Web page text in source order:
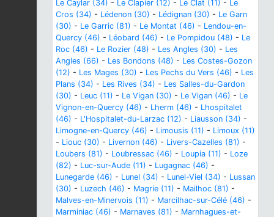
Le Caylar (34) - Le Clapier (12) - Le Clat (11) -
Le
Cros (34) - Lédenon (30) - Lédignan (30) - Le Garn
(30) - Le Garric (81) - Le Montat (46) - Lendou-en-
Quercy (46) - Léobard (46) - Le Pompidou (48) - Le
Roc (46) - Le Rozier (48) - Les Angles (30) - Les
Angles (66) - Les Bondons (48) - Les Costes-Gozon
(12) - Les Mages (30) - Les Pechs du Vers (46) - Les
Plans (34) - Les Rives (34) - Les Salles-du-Gardon
(30) - Leuc (11) - Le Vigan (30) - Le Vigan (46) - Le
Vignon-en-Quercy (46) - Lherm (46) - Lhospitalet
(46) - L'Hospitalet-du-Larzac (12) - Liausson (34) -
Limogne-en-Quercy (46) - Limousis (11) - Limoux (11)
- Liouc (30) - Livernon (46) - Livers-Cazelles (81) -
Loubers (81) - Loubressac (46) - Loupia (11) - Loze
(82) - Luc-sur-Aude (11) - Lugagnac (46) -
Lunegarde (46) - Lunel (34) - Lunel-Viel (34) - Lussan
(30) - Luzech (46) - Magrie (11) - Mailhoc (81) -
Malves-en-Minervois (11) - Marcilhac-sur-Célé (46) -
Marminiac (46) - Marnaves (81) - Marnhagues-et-